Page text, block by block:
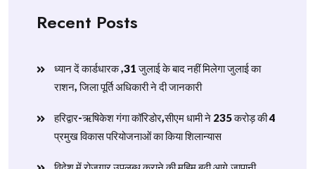
Recent Posts
ध्यान दें कार्डधारक ,31 जुलाई के बाद नहीं मिलेगा जुलाई का
राशन, जिला पूर्ति अधिकारी ने दी जानकारी
हरिद्वार-ऋषिकेश गंगा कॉरिडोर,सीएम धामी ने 235 करोड़ की 4
प्रमुख विकास परियोजनाओं का किया शिलान्यास